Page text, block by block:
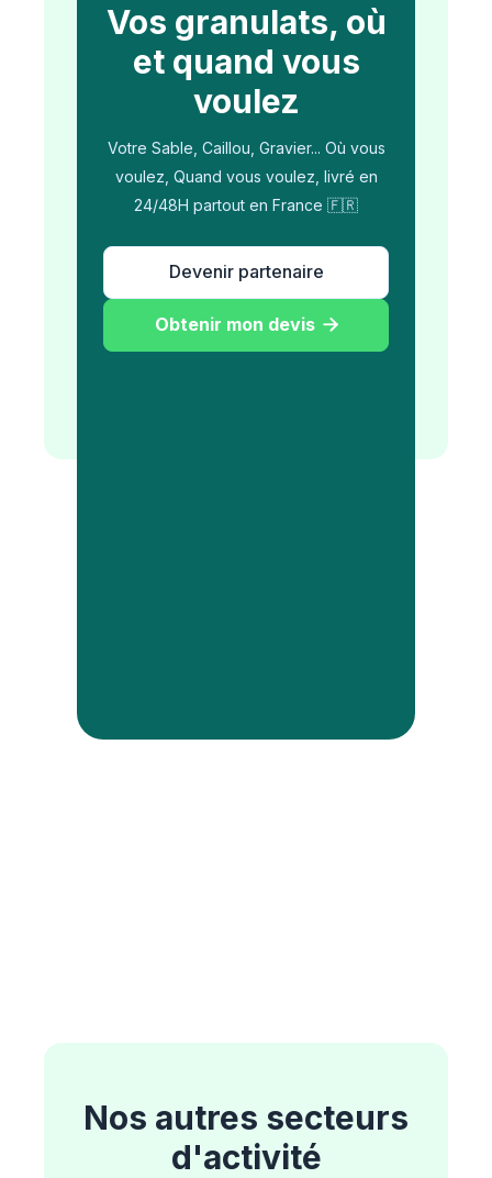
Vos granulats, où
et quand vous
voulez
Votre Sable, Caillou, Gravier... Où vous
voulez, Quand vous voulez, livré en
24/48H partout en France 🇫🇷
Devenir partenaire
Obtenir mon devis 
Nos autres secteurs
d'activité